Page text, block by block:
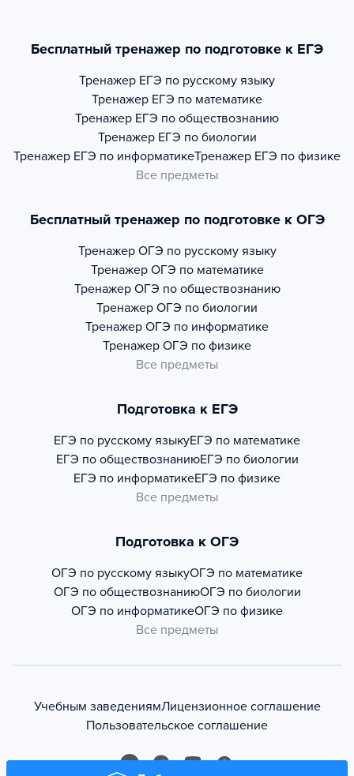
Бесплатный тренажер по подготовке к ЕГЭ
Тренажер ЕГЭ по русскому языку
Тренажер ЕГЭ по математике
Тренажер ЕГЭ по обществознанию
Тренажер ЕГЭ по биологии
Тренажер ЕГЭ по информатикеТренажер ЕГЭ по физике
Все предметы
Бесплатный тренажер по подготовке к ОГЭ
Тренажер ОГЭ по русскому языку
Тренажер ОГЭ по математике
Тренажер ОГЭ по обществознанию
Тренажер ОГЭ по биологии
Тренажер ОГЭ по информатике
Тренажер ОГЭ по физике
Все предметы
Подготовка к ЕГЭ
ЕГЭ по русскому языкуЕГЭ по математике
ЕГЭ по обществознаниюЕГЭ по биологии
ЕГЭ по информатикеЕГЭ по физике
Все предметы
Подготовка к ОГЭ
ОГЭ по русскому языкуОГЭ по математике
ОГЭ по обществознаниюОГЭ по биологии
ОГЭ по информатикеОГЭ по физике
Все предметы
Учебным заведениямЛицензионное соглашение
Пользовательское соглашение